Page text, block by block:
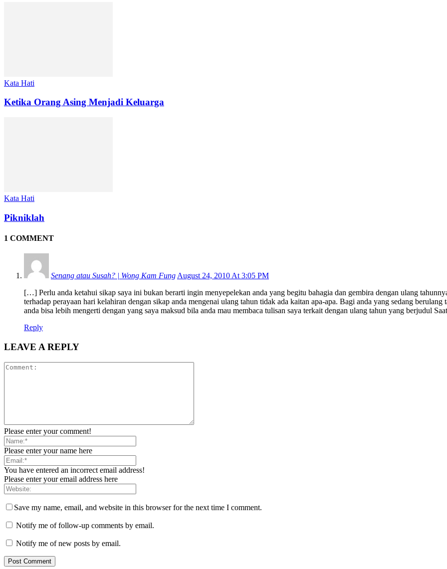
Kata Hati
Ketika Orang Asing Menjadi Keluarga
Kata Hati
Pikniklah
1 COMMENT
Senang atau Susah? | Wong Kam Fung August 24, 2010 At 3:05 PM
[…] Perlu anda ketahui sikap saya ini bukan berarti ingin menyepelekan anda yang begitu bahagia dan gembira dengan ulang
terhadap perayaan hari kelahiran dengan sikap anda mengenai ulang tahun tidak ada kaitan apa-apa. Bagi anda yang sedang
anda bisa lebih mengerti dengan yang saya maksud bila anda mau membaca tulisan saya terkait dengan ulang tahun yang berjudul
Reply
LEAVE A REPLY
Please enter your comment!
Please enter your name here
You have entered an incorrect email address!
Please enter your email address here
Save my name, email, and website in this browser for the next time I comment.
Notify me of follow-up comments by email.
Notify me of new posts by email.